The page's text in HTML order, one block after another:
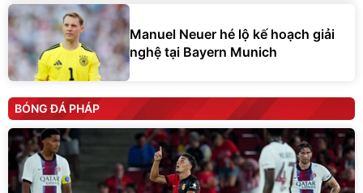
Manuel Neuer hé lộ kế hoạch giải
nghệ tại Bayern Munich
BÓNG ĐÁ PHÁP